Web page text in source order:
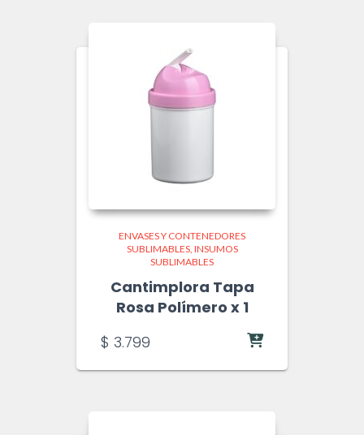
ENVASES Y CONTENEDORES
SUBLIMABLES INSUMOS
SUBLIMABLES
Cantimplora Tapa
Rosa Polímero x 1
$ 3.799